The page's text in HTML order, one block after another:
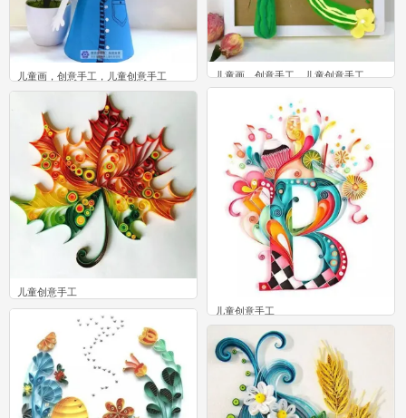
儿童创意手工
1
儿童创意手工
0
儿童画，创意手工，儿童创意手工
儿童画，创意手工，儿童创意手工
0